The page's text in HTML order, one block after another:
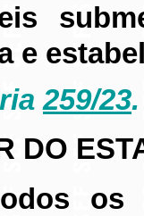
e
259/23.
DO
os